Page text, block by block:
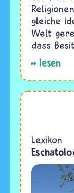
gleiche
Welt
dass
lesen
Allgemein
Lexikon